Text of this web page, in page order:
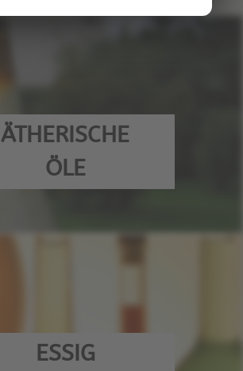
ÄTHERISCHE
ÖLE
ESSIG